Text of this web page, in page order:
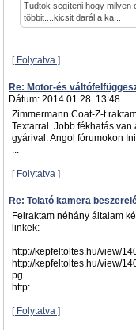
Tudtok segíteni hogy milyen
többit....kicsit darál a ka...
[ Folytatva ]
Re: Motor-és
Dátum: 2014.01.28. 13:48
Zimmermann Coat-Z-t
Textarral. Jobb fékhatás
gyárival. Angol fórumokon
...
[ Folytatva ]
Re: Tolató kamera
Felraktam néhány általam
linkek:
http://kepfeltoltes.hu/view/
http://kepfeltoltes.hu/view/
pg
http:...
[ Folytatva ]